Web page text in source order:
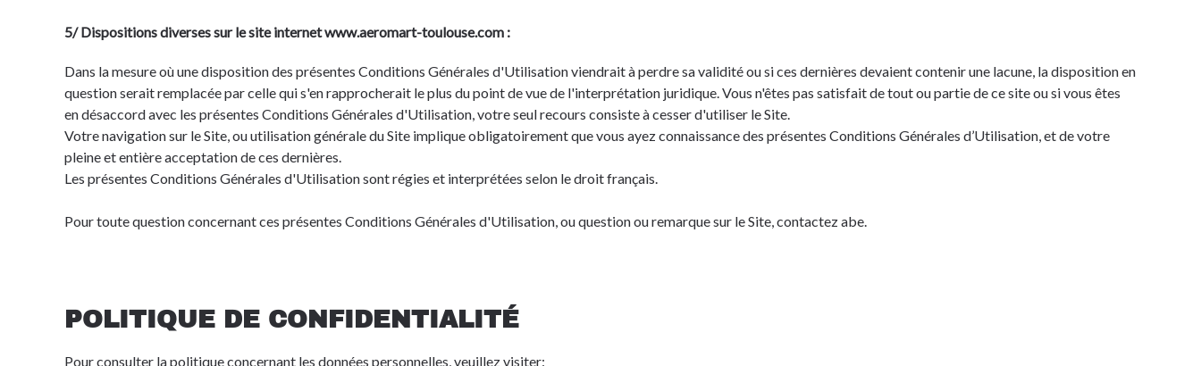
5/ Dispositions diverses sur le site internet www.aeromart-toulouse.com :
Dans la mesure où une disposition des présentes Conditions Générales d'Utilisation viendrait à perdre sa validité ou si ces dernières devaient contenir une lacune, la disposition en
question serait remplacée par celle qui s'en rapprocherait le plus du point de vue de l'interprétation juridique. Vous n'êtes pas satisfait de tout ou partie de ce site ou si vous êtes
en désaccord avec les présentes Conditions Générales d'Utilisation, votre seul recours consiste à cesser d'utiliser le Site.
Votre navigation sur le Site, ou utilisation générale du Site implique obligatoirement que vous ayez connaissance des présentes Conditions Générales d’Utilisation, et de votre
pleine et entière acceptation de ces dernières.
Les présentes Conditions Générales d'Utilisation sont régies et interprétées selon le droit français.
Pour toute question concernant ces présentes Conditions Générales d'Utilisation, ou question ou remarque sur le Site, contactez abe.
POLITIQUE DE CONFIDENTIALITÉ
Pour consulter la politique concernant les données personnelles, veuillez visiter: